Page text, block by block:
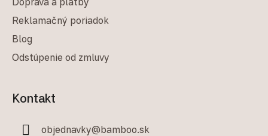
Reklamačný poriadok
Blog
Odstúpenie od zmluvy
Kontakt
objednavky@bamboo.sk